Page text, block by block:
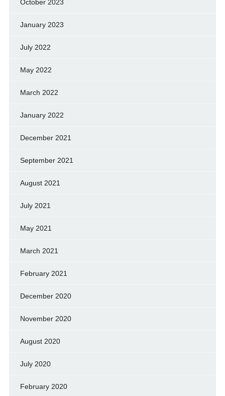
October 2023
January 2023
July 2022
May 2022
March 2022
January 2022
December 2021
September 2021
August 2021
July 2021
May 2021
March 2021
February 2021
December 2020
November 2020
August 2020
July 2020
February 2020